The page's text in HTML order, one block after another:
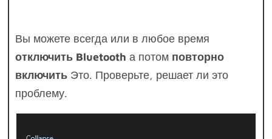
Вы можете всегда или в любое время
отключить Bluetooth а потом повторно
включить Это. Проверьте, решает ли это
проблему.